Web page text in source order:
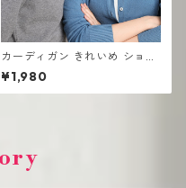
カーディガン きれいめ ショー
ト丈 レディース 羽織り 軽量
無地デザイン ニット
¥1,980